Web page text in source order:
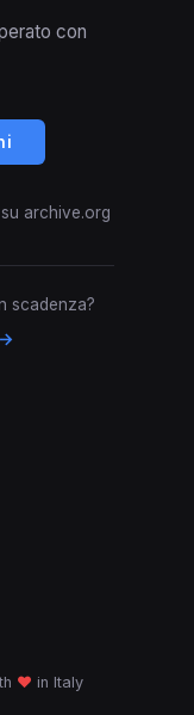
con
archive.org
scadenza?
♥ in Italy